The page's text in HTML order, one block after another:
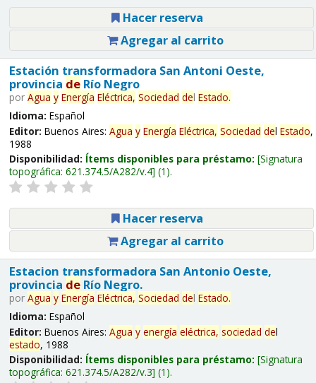
Hacer reserva
Agregar al carrito
Estación transformadora San Antoni Oeste,
provincia deRío Negro
por Agua y Energía Eléctrica, Sociedad del Estado.
Idioma: Español
Editor: Buenos Aires: Agua y Energía Eléctrica, Sociedad del Estado,
1988
Disponibilidad: Ítems disponibles para préstamo: Signatura
topográfica: 621.374.5/A282/v.4 (1).
Hacer reserva
Agregar al carrito
Estacion transformadora San Antonio Oeste,
provincia deRío Negro.
por Agua y Energía Eléctrica, Sociedad del Estado.
Idioma: Español
Editor: Buenos Aires: Agua y energía eléctrica, sociedad del
estado, 1988
Disponibilidad: Ítems disponibles para préstamo: Signatura
topográfica: 621.374.5/A282/v.3 (1).